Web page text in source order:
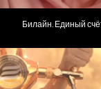
Билайн. Единый